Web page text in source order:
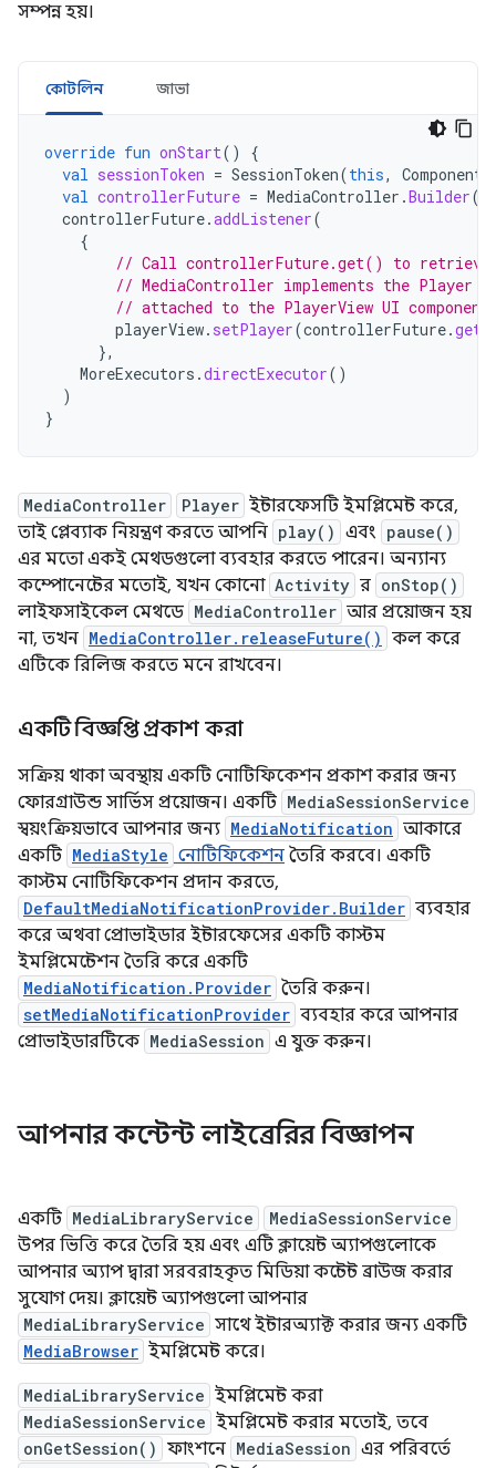
সম্পন্ন হয়।
কোটলিন জাভা
override fun onStart()
{
val sessionToken = SessionToken(this,
val controllerFuture = MediaController .Builder(
controllerFuture.addListener(
{
// Call controllerFuture.get() to retrieve
// MediaController implements the Player
// attached to the PlayerView UI
playerView. setPlayer(controllerFuture.get
},
MoreExecutors .directExecutor()
)
}
MediaController Player ইন্টারফেসটি ইমপ্লিমেন্ট করে,
তাই প্লেব্যাক নিয়ন্ত্রণ করতে আপনি play() এবং pause()
এর মতো একই মেথডগুলো ব্যবহার করতে পারেন। অন্যান্য
কম্পোনেন্টের মতোই, যখন কোনো Activity র onStop()
লাইফসাইকেল মেথডে MediaController আর প্রয়োজন হয়
না, তখন MediaController.releaseFuture() কল করে
এটিকে রিলিজ করতে মনে রাখবেন।
একটি বিজ্ঞপ্তি প্রকাশ করা
সক্রিয় থাকা অবস্থায় একটি নোটিফিকেশন প্রকাশ করার জন্য
ফোরগ্রাউন্ড সার্ভিস প্রয়োজন। একটি MediaSessionService
স্বয়ংক্রিয়ভাবে আপনার জন্য MediaNotification আকারে
একটি MediaStyle নোটিফিকেশন তৈরি করবে। একটি
কাস্টম নোটিফিকেশন প্রদান করতে,
DefaultMediaNotificationProvider.Builder ব্যবহার
করে অথবা প্রোভাইডার ইন্টারফেসের একটি কাস্টম
ইমপ্লিমেন্টেশন তৈরি করে একটি
MediaNotification.Provider তৈরি করুন।
setMediaNotificationProvider ব্যবহার করে আপনার
প্রোভাইডারটিকে MediaSession এ যুক্ত করুন।
আপনার কন্টেন্ট লাইব্রেরির বিজ্ঞাপন
একটি MediaLibraryService MediaSessionService
উপর ভিত্তি করে তৈরি হয় এবং এটি ক্লায়েন্ট অ্যাপগুলোকে
আপনার অ্যাপ দ্বারা সরবরাহকৃত মিডিয়া কন্টেন্ট ব্রাউজ করার
সুযোগ দেয়। ক্লায়েন্ট অ্যাপগুলো আপনার
MediaLibraryService সাথে ইন্টারঅ্যাক্ট করার জন্য একটি
MediaBrowser ইমপ্লিমেন্ট করে।
MediaLibraryService ইমপ্লিমেন্ট করা
MediaSessionService ইমপ্লিমেন্ট করার মতোই, তবে
onGetSession() ফাংশনে MediaSession এর পরিবর্তে